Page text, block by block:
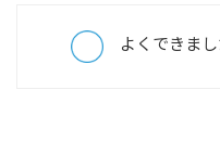
資料請求
よくできま